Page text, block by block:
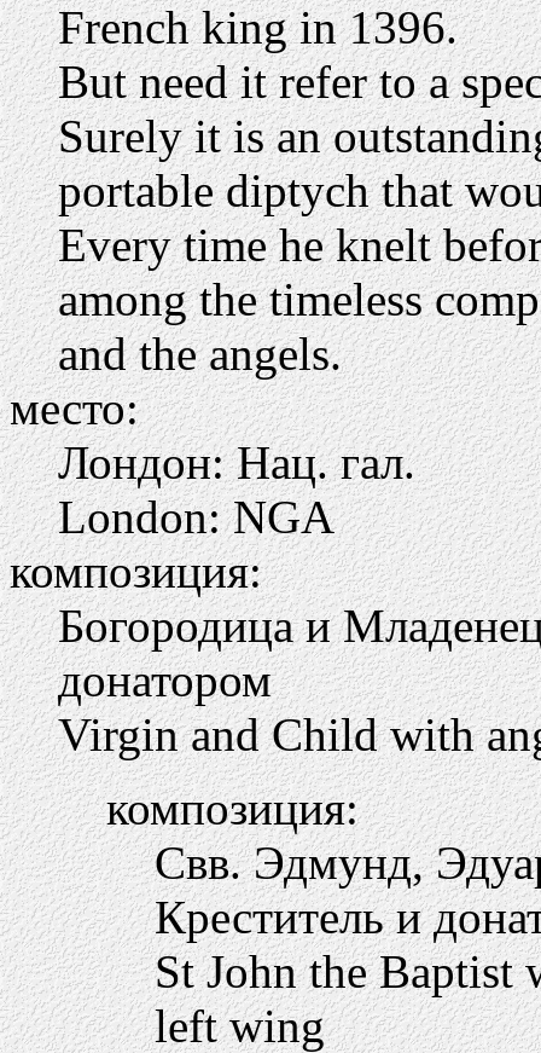
French king in 1396.
But need it refer to a
Surely it is an
portable diptych that
Every time he knelt
among the timeless
and the angels.
место:
Лондон: Нац. гал.
London: NGA
композиция:
Богородица и
донатором
Virgin and Child with
композиция:
Свв. Эдмунд,
Креститель и
St John the Baptist
left wing